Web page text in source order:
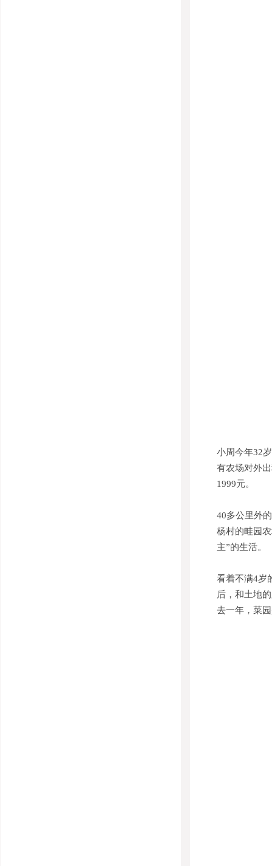
小周今年32
有农场对外
1999元。
40多公里外
杨村的畦园
主”的生活。
看着不满4岁
后，和土地
去一年，菜